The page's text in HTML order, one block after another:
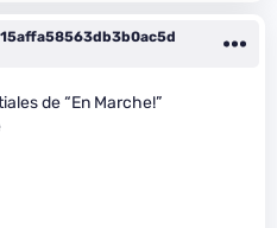
de “En Marche!”